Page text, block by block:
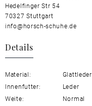
Hedelfinger Str 54
70327 Stuttgart
info@horsch-schuhe.de
Details
Material:
Glattleder
Innenfutter:
Leder
Weite:
Normal